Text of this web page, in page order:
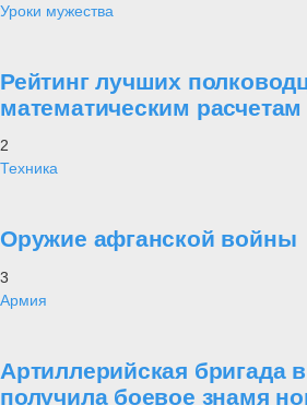
Уроки мужества
Рейтинг лучших
математическим расчетам
2
Техника
Оружие афганской войны
3
Армия
Артиллерийская бригада
получила боевое знамя